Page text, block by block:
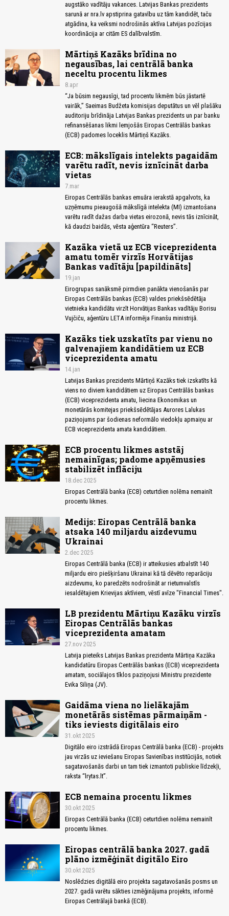
augstāko vadītāju vakances. Latvijas Bankas prezidents
sarunā ar nra.lv apstiprina gatavību uz tām kandidēt, taču
atgādina, ka veiksmi nodrošinās aktīva Latvijas pozīcijas
koordinācija ar citām ES dalībvalstīm.
Mārtiņš Kazāks brīdina no
negausības, lai centrālā banka
neceltu procentu likmes
8.apr
“Ja būsim negausīgi, tad procentu likmēm būs jāstartē
vairāk,” Saeimas Budžeta komisijas deputātus un vēl plašāku
auditoriju brīdināja Latvijas Bankas prezidents un par banku
refinansēšanas likmi lemjošās Eiropas Centrālās bankas
(ECB) padomes loceklis Mārtiņš Kazāks.
ECB: mākslīgais intelekts pagaidām
varētu radīt, nevis iznīcināt darba
vietas
7.mar
Eiropas Centrālās bankas emuāra ierakstā apgalvots, ka
uzņēmumu pieaugošā mākslīgā intelekta (MI) izmantošana
varētu radīt dažas darba vietas eirozonā, nevis tās iznīcināt,
kā daudzi baidās, vēsta aģentūra “Reuters”.
Kazāka vietā uz ECB viceprezidenta
amatu tomēr virzīs Horvātijas
Bankas vadītāju [papildināts]
19.jan
Eirogrupas sanāksmē pirmdien panākta vienošanās par
Eiropas Centrālās bankas (ECB) valdes priekšsēdētāja
vietnieka kandidātu virzīt Horvātijas Bankas vadītāju Borisu
Vujčiču, aģentūru LETA informēja Finanšu ministrijā.
Kazāks tiek uzskatīts par vienu no
galvenajiem kandidātiem uz ECB
viceprezidenta amatu
14.jan
Latvijas Bankas prezidents Mārtiņš Kazāks tiek izskatīts kā
viens no diviem kandidātiem uz Eiropas Centrālās bankas
(ECB) viceprezidenta amatu, liecina Ekonomikas un
monetārās komitejas priekšsēdētājas Aurores Lalukas
paziņojums par šodienas neformālo viedokļu apmaiņu ar
ECB viceprezidenta amata kandidātiem.
ECB procentu likmes aststāj
nemainīgas; padome apņēmusies
stabilizēt inflāciju
18.dec 2025
Eiropas Centrālā banka (ECB) ceturtdien nolēma nemainīt
procentu likmes.
Medijs: Eiropas Centrālā banka
atsaka 140 miljardu aizdevumu
Ukrainai
2.dec 2025
Eiropas Centrālā banka (ECB) ir atteikusies atbalstīt 140
miljardu eiro piešķiršanu Ukrainai kā tā dēvēto reparāciju
aizdevumu, ko paredzēts nodrošināt ar rietumvalstīs
iesaldētajiem Krievijas aktīviem, vēstī avīze "Financial Times".
LB prezidentu Mārtiņu Kazāku virzīs
Eiropas Centrālās bankas
viceprezidenta amatam
27.nov 2025
Latvija pieteiks Latvijas Bankas prezidenta Mārtiņa Kazāka
kandidatūru Eiropas Centrālās bankas (ECB) viceprezidenta
amatam, sociālajos tīklos paziņojusi Ministru prezidente
Evika Siliņa (JV).
Gaidāma viena no lielākajām
monetārās sistēmas pārmaiņām -
tiks ieviests digitālais eiro
31.okt 2025
Digitālo eiro izstrādā Eiropas Centrālā banka (ECB) - projekts
jau virzās uz ieviešanu Eiropas Savienības institūcijās, notiek
sagatavošanās darbi un tam tiek izmantoti publiskie līdzekļi,
raksta “lrytas.lt”.
ECB nemaina procentu likmes
30.okt 2025
Eiropas Centrālā banka (ECB) ceturtdien nolēma nemainīt
procentu likmes.
Eiropas centrālā banka 2027. gadā
plāno izmēģināt digitālo Eiro
30.okt 2025
Noslēdzies digitālā eiro projekta sagatavošanās posms un
2027. gadā varētu sākties izmēģinājuma projekts, informē
Eiropas Centrālajā bankā (ECB).